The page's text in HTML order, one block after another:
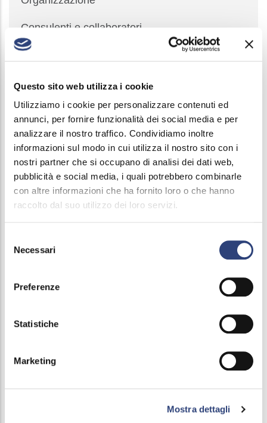
Questo sito web utilizza i cookie
Utilizziamo i cookie per personalizzare contenuti ed
annunci, per fornire funzionalità dei social media e per
analizzare il nostro traffico. Condividiamo inoltre
informazioni sul modo in cui utilizza il nostro sito con i
nostri partner che si occupano di analisi dei dati web,
pubblicità e social media, i quali potrebbero combinarle
con altre informazioni che ha fornito loro o che hanno
raccolto dal suo utilizzo dei loro servizi.
delNecessari
Preferenze
Statistiche
Marketing
Mostra dettagli
Consulenti e collaboratori
Personale
Selezione del personale
Performance
Enti Controllati
Attività e procedimenti
Bandi di gara e contratti
Beni immobili e gestione patrimonio
Controlli e rilievi sull'amministrazione